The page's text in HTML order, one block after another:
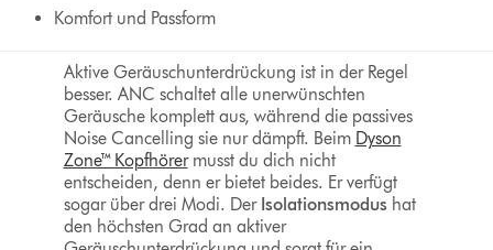
Komfort und Passform
Aktive Geräuschunterdrückung ist in der Regel
besser. ANC schaltet alle unerwünschten
Geräusche komplett aus, während die passives
Noise Cancelling sie nur dämpft. Beim Dyson
Zone™ Kopfhörermusst du dich nicht
entscheiden, denn er bietet beides. Er verfügt
sogar über drei Modi. Der Isolationsmodushat
den höchsten Grad an aktiver